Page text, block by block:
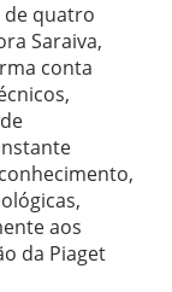
de quatro
Saraiva,
conta
aos
da Piaget